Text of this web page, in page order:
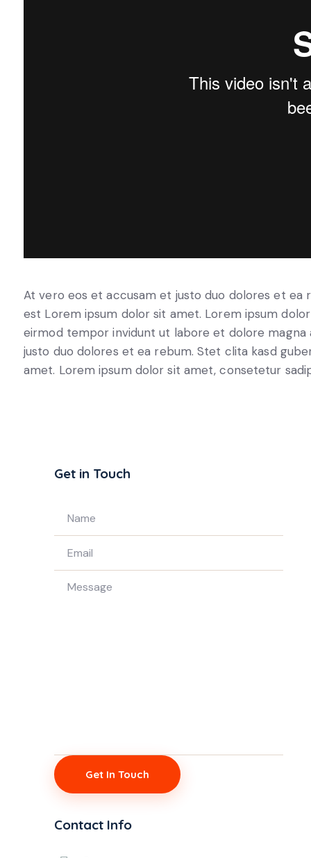
At vero eos et accusam et justo duo dolores et ea
est Lorem ipsum dolor sit amet. Lorem ipsum
eirmod tempor invidunt ut labore et dolore magna
justo duo dolores et ea rebum. Stet clita kasd
amet. Lorem ipsum dolor sit amet, consetetur
Get in Touch
Contact Info